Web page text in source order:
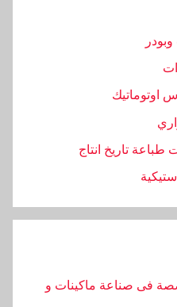
اوتوماتيك
طباعة تاريخ انتاج
فى صناعة ماكينات و